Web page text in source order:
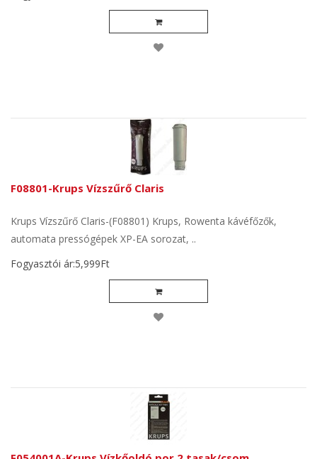
F08801-Krups Vízszűrő Claris
Krups Vízszűrő Claris-(F08801) Krups, Rowenta kávéfőzők,
automata pressógépek XP-EA sorozat, ..
Fogyasztói ár:5,999Ft